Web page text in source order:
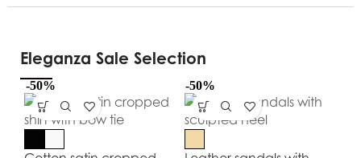
Eleganza Sale Selection
-50% -50%